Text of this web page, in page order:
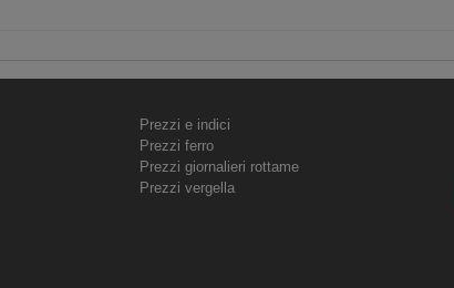
Prezzi e indici
Prezzi ferro
Prezzi giornalieri rottame
Prezzi vergella